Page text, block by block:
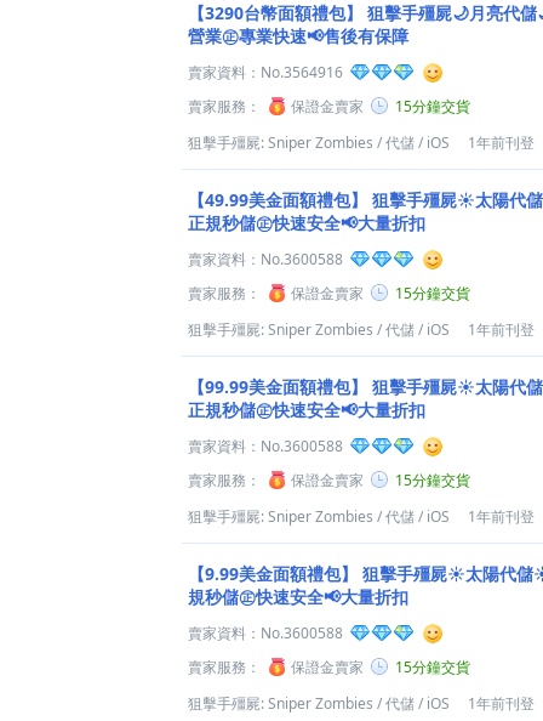
【3290台幣面額禮包】
狙擊手殭屍🌙月亮代
營業㊣專業快速📢售後有保障
賣家資料： No.3564916
賣家服務：
保證金賣家
15分鐘交貨
狙擊手殭屍: Sniper Zombies /代儲/ iOS 1年前刊登
【49.99美金面額禮包】
狙擊手殭屍☀️太陽代
正規秒儲㊣快速安全📢大量折扣
賣家資料： No.3600588
賣家服務：
保證金賣家
15分鐘交貨
狙擊手殭屍: Sniper Zombies /代儲/ iOS 1年前刊登
【99.99美金面額禮包】
狙擊手殭屍☀️太陽代
正規秒儲㊣快速安全📢大量折扣
賣家資料： No.3600588
賣家服務：
保證金賣家
15分鐘交貨
狙擊手殭屍: Sniper Zombies /代儲/ iOS 1年前刊登
【9.99美金面額禮包】
狙擊手殭屍☀️太陽代儲
規秒儲㊣快速安全📢大量折扣
賣家資料： No.3600588
賣家服務：
保證金賣家
15分鐘交貨
狙擊手殭屍: Sniper Zombies /代儲/ iOS 1年前刊登